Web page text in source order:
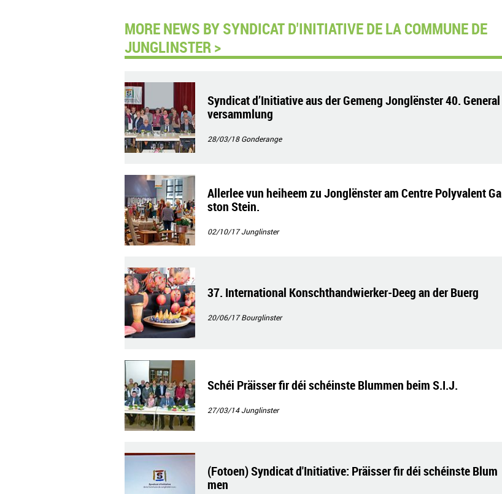
MORE NEWS BY SYNDICAT D'INITIATIVE DE LA COMMUNE DE
JUNGLINSTER >
Syndicat d’Initiative aus der Gemeng Jonglënster 40. General
versammlung
28/03/18Gonderange
Allerlee vun heiheem zu Jonglënster am Centre Polyvalent Ga
ston Stein.
02/10/17Junglinster
37. International Konschthandwierker-Deeg an der Buerg
20/06/17Bourglinster
Schéi Präisser fir déi schéinste Blummen beim S.I.J.
27/03/14Junglinster
(Fotoen) Syndicat d'Initiative: Präisser fir déi schéinste Blum
men